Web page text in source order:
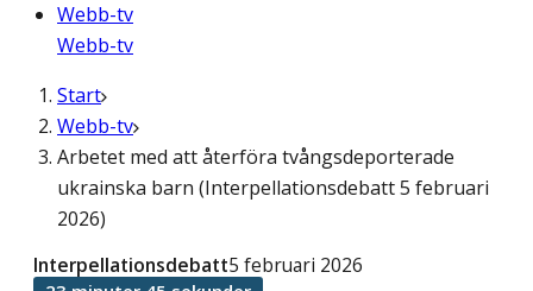
Webb-tv
Webb-tv
Start
Webb-tv
Arbetet med att återföra tvångsdeporterade
ukrainska barn (Interpellationsdebatt 5 februari
2026)
Interpellationsdebatt5 februari 2026